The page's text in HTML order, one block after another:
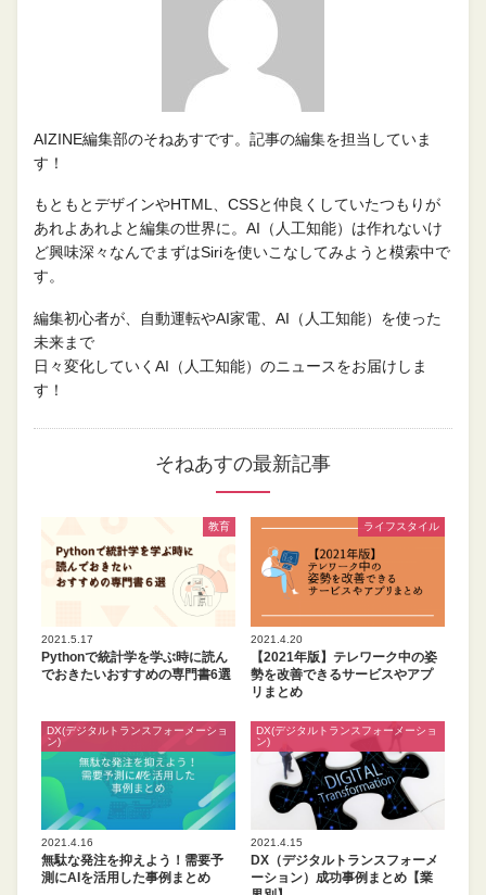
AIZINE編集部のそねあすです。記事の編集を担当していま
す！
もともとデザインやHTML、CSSと仲良くしていたつもりが
あれよあれよと編集の世界に。AI（人工知能）は作れないけ
ど興味深々なんでまずはSiriを使いこなしてみようと模索中で
す。
編集初心者が、自動運転やAI家電、AI（人工知能）を使った
未来まで
日々変化していくAI（人工知能）のニュースをお届けしま
す！
そねあすの最新記事
教育
2021.5.17
Pythonで統計学を学ぶ時に読ん
でおきたいおすすめの専門書6選
ライフスタイル
2021.4.20
【2021年版】テレワーク中の姿
勢を改善できるサービスやアプ
リまとめ
DX(デジタルトランスフォーメーショ
ン)
2021.4.16
無駄な発注を抑えよう！需要予
測にAIを活用した事例まとめ
DX(デジタルトランスフォーメーショ
ン)
2021.4.15
DX（デジタルトランスフォーメ
ーション）成功事例まとめ【業